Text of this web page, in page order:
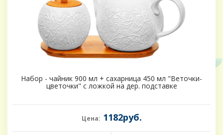
Набор - чайник 900 мл + сахарница 450 мл "Веточки-
цветочки" с ложкой на дер. подставке
Цена: 1182руб.